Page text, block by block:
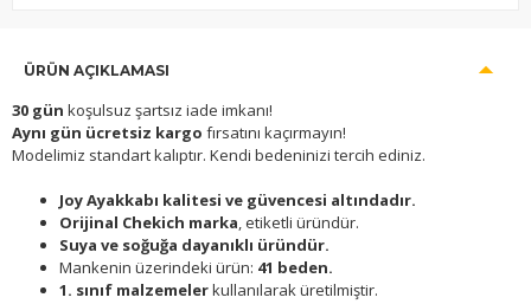
ÜRÜN AÇIKLAMASI
30 gün koşulsuz şartsız iade imkanı!
Aynı gün ücretsiz kargo fırsatını kaçırmayın!
Modelimiz standart kalıptır. Kendi bedeninizi tercih ediniz.
Joy Ayakkabı kalitesi ve güvencesi altındadır.
Orijinal Chekich marka, etiketli üründür.
Suya ve soğuğa dayanıklı üründür.
Mankenin üzerindeki ürün: 41 beden.
1. sınıf malzemelerkullanılarak üretilmiştir.